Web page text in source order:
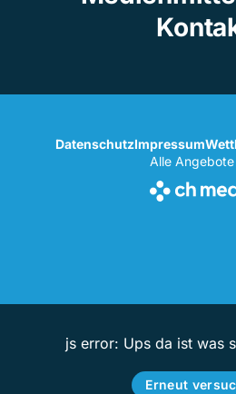
DatenschutzImpressum
Alle
js error: Ups da ist was
Erneut